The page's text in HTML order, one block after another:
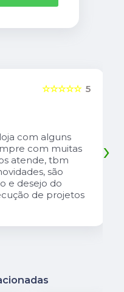
5
☆☆☆☆☆
com alguns
com muitas
atende, tbm
são
e desejo do
de projetos
›